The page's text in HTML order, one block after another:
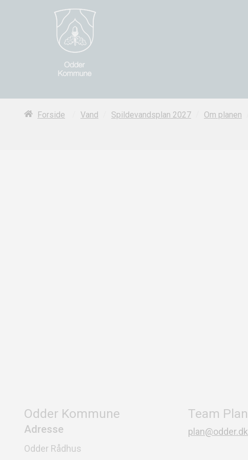
Forside Vand Spildevandsplan 2027 Om planen
Odder Kommune
Adresse
Odder Rådhus
Team Plan
plan@odder.dk